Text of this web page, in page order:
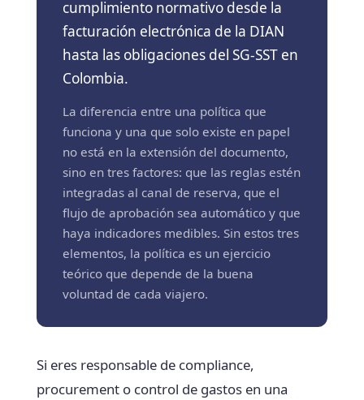
cumplimiento normativo desde la
facturación electrónica de la DIAN
hasta las obligaciones del SG-SST en
Colombia.
La diferencia entre una política que
funciona y una que solo existe en papel
no está en la extensión del documento,
sino en tres factores: que las reglas estén
integradas al canal de reserva, que el
flujo de aprobación sea automático y que
haya indicadores medibles. Sin estos tres
elementos, la política es un ejercicio
teórico que depende de la buena
voluntad de cada viajero.
Si eres responsable de compliance,
procurement o control de gastos en una